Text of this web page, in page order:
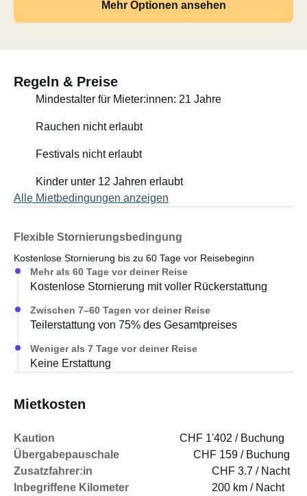
Führerschein Klasse B gefahren werden. Trotz seiner
Größe fährt er sich angenehm und übersichtlich – auch
Geschirr, Campingmöbel und vieles mehr sind bereits an
Bord. Und weil Urlaub mit der ganzen Familie am
schönsten ist, darf natürlich auch euer Hund mitreisen.
jedoch kann es bei e-bikes zu einer Verringerung der
Fahrradträger ist für 60 kg zugelassen und ist im Preis
enthalten!
Mehr Optionen ansehen
Regeln & Preise
Mindestalter für Mieter:innen: 21 Jahre
Rauchen nicht erlaubt
Festivals nicht erlaubt
Kinder unter 12 Jahren erlaubt
Alle Mietbedingungen anzeigen
Flexible Stornierungsbedingung
Kostenlose Stornierung bis zu 60 Tage vor Reisebeginn
Mehr als 60 Tage vor deiner Reise
Kostenlose Stornierung mit voller Rückerstattung
Zwischen 7–60 Tagen vor deiner Reise
Teilerstattung von 75% des Gesamtpreises
Weniger als 7 Tage vor deiner Reise
Keine Erstattung
Mietkosten
Kaution
CHF 1'402 / Buchung
Übergabepauschale
CHF 159 / Buchung
Zusatzfahrer:in
CHF 3.7 / Nacht
Inbegriffene Kilometer
200 km / Nacht